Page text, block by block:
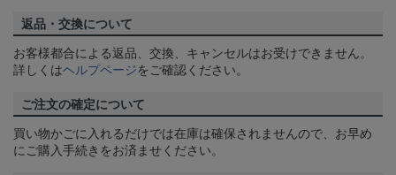
返品・交換について
お客様都合による返品、交換、キャンセルはお受けできません。
詳しくはヘルプページをご確認ください。
ご注文の確定について
買い物かごに入れるだけでは在庫は確保されませんので、お早め
にご購入手続きをお済ませください。